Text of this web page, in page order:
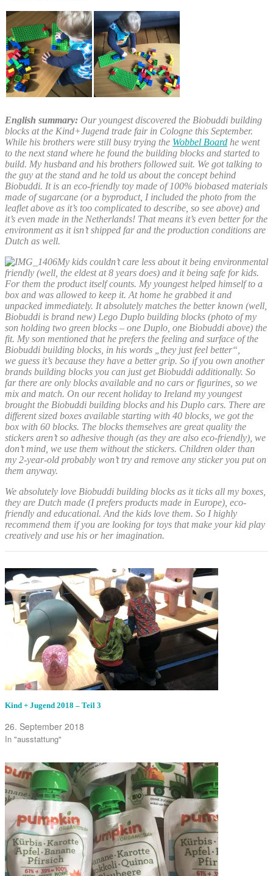
English summary: Our youngest discovered the Biobuddi building
blocks at the Kind+Jugend trade fair in Cologne this September.
While his brothers were still busy trying the Wobbel Board he went
to the next stand where he found the building blocks and started to
build. My husband and his brothers followed suit. We got talking to
the guy at the stand and he told us about the concept behind
Biobuddi. It is an eco-friendly toy made of 100% biobased materials
made of sugarcane (or a byproduct, I included the photo from the
leaflet above as it’s too complicated to describe, so see above) and
it’s even made in the Netherlands! That means it’s even better for the
environment as it isn’t shipped far and the production conditions are
Dutch as well.
My kids couldn’t care less about it being environmental
friendly (well, the eldest at 8 years does) and it being safe for kids.
For them the product itself counts. My youngest helped himself to a
box and was allowed to keep it. At home he grabbed it and
unpacked immediately. It absolutely matches the better known (well,
Biobuddi is brand new) Lego Duplo building blocks (photo of my
son holding two green blocks – one Duplo, one Biobuddi above) the
fit. My son mentioned that he prefers the feeling and surface of the
Biobuddi building blocks, in his words „they just feel better“,
we guess it’s because they have a better grip. So if you own another
brands building blocks you can just get Biobuddi additionally. So
far there are only blocks available and no cars or figurines, so we
mix and match. On our recent holiday to Ireland my youngest
brought the Biobuddi building blocks and his Duplo cars. There are
different sized boxes available starting with 40 blocks, we got the
box with 60 blocks. The blocks themselves are great quality the
stickers aren’t so adhesive though (as they are also eco-friendly), we
don’t mind, we use them without the stickers. Children older than
my 2-year-old probably won’t try and remove any sticker you put on
them anyway.
We absolutely love Biobuddi building blocks as it ticks all my boxes,
they are Dutch made (I prefers products made in Europe), eco-
friendly and educational. And the kids love them. So I highly
recommend them if you are looking for toys that make your kid play
creatively and use his or her imagination.
Kind + Jugend 2018 – Teil 3
26. September 2018
In "ausstattung"